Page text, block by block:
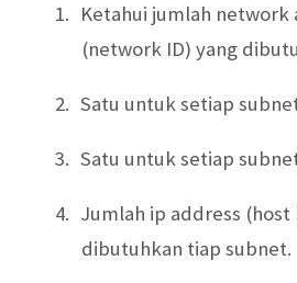
1. Ketahui jumlah network
(network ID) yang
2. Satu untuk setiap
3. Satu untuk setiap
4. Jumlah ip address (host
dibutuhkan tiap subnet.